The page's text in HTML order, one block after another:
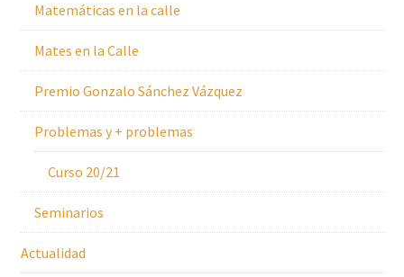
Matemáticas en la calle
Mates en la Calle
Premio Gonzalo Sánchez Vázquez
Problemas y + problemas
Curso 20/21
Seminarios
Actualidad